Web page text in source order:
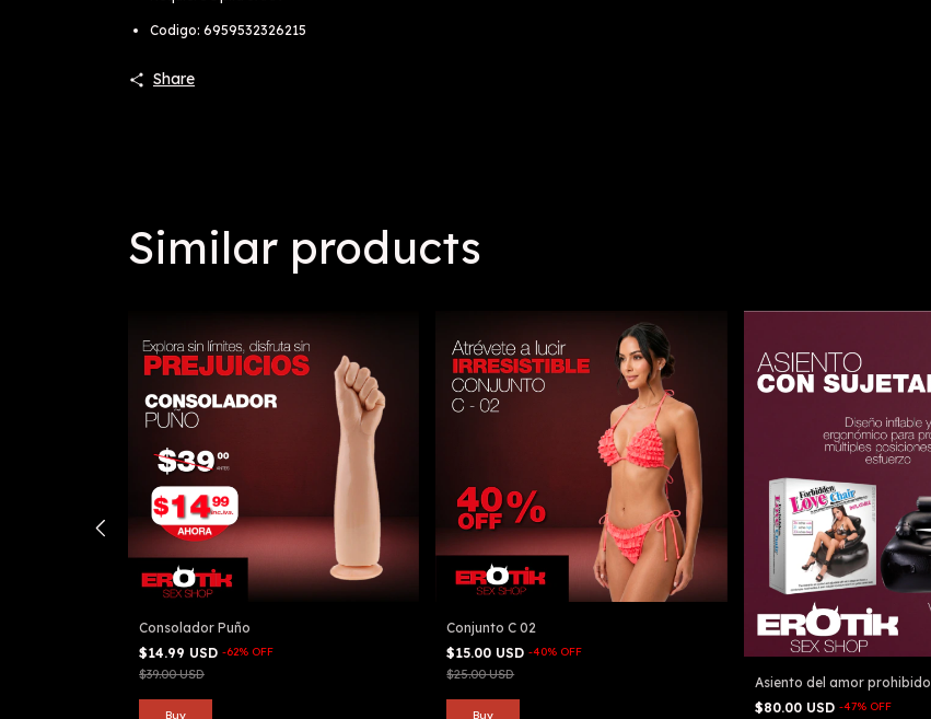
Codigo: 6959532326215
Share
Similar products
Consolador Puño
$14.99 USD -62% OFF
$39.00 USD
Conjunto C 02
$15.00 USD-40% OFF
$25.00 USD
Asiento del amor prohibido
$80.00 USD -47% OFF